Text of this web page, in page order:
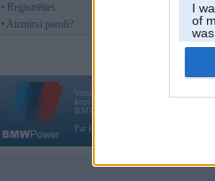
I
of
• Reģistrēties
• Aizmirsi paroli?
Vortāls BMWPower.lv darbojas
kopš 2002. gada 14. maija. Tas nav
BMW AG.
Par BMWPower